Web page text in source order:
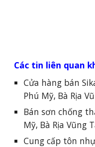
Các tin liên quan
Cửa hàng bán
Phú Mỹ, Bà Rịa
Bán sơn chống
Mỹ, Bà Rịa Vũng
Cung cấp tôn